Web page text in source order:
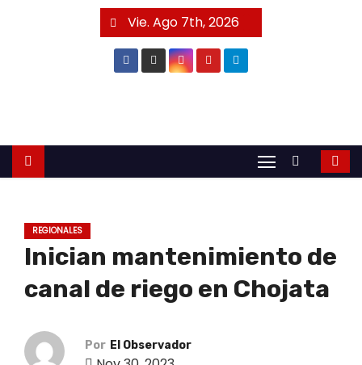
a
Vie. Ago 7th, 2026
REGIONALES
Inician mantenimiento de
canal de riego en Chojata
Por El Observador